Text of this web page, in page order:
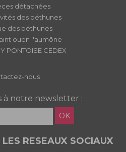
détachées
des béthunes
des béthunes
ouen l'aumône
PONTOISE CEDEX
nous
à notre newsletter :
OK
RESEAUX SOCIAUX